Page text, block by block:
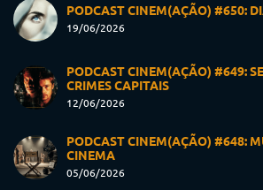
PODCAST CINEM(AÇÃO) #650:
19/06/2026
PODCAST CINEM(AÇÃO) #649:
CRIMES CAPITAIS
12/06/2026
PODCAST CINEM(AÇÃO) #648:
CINEMA
05/06/2026